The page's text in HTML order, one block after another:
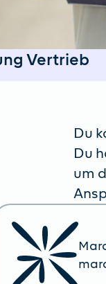
Fenster zu
Vertrieb
Du
Du
um